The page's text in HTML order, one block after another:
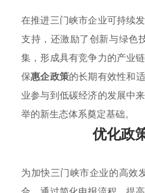
在推进三门峡市企业可持续
支持，还激励了创新与绿色
集，形成具有竞争力的产业
保惠企政策的长期有效性和
业参与到低碳经济的发展中
举的新生态体系奠定基础。
优化政
为加快三门峡市企业的高效